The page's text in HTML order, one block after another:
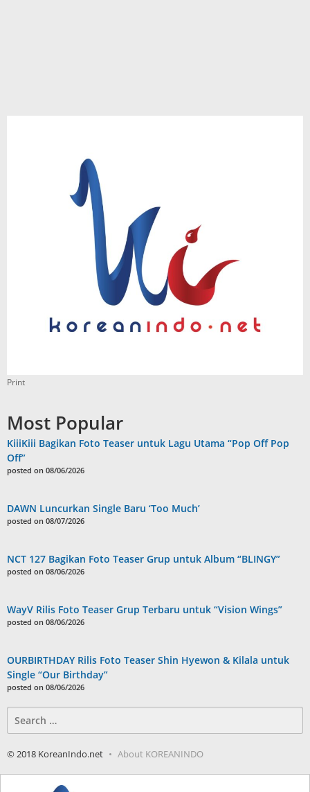
Print
Most Popular
KiiiKiii Bagikan Foto Teaser untuk Lagu Utama “Pop Off Pop
Off”
posted on 08/06/2026
DAWN Luncurkan Single Baru ‘Too Much’
posted on 08/07/2026
NCT 127 Bagikan Foto Teaser Grup untuk Album “BLINGY”
posted on 08/06/2026
WayV Rilis Foto Teaser Grup Terbaru untuk “Vision Wings”
posted on 08/06/2026
OURBIRTHDAY Rilis Foto Teaser Shin Hyewon & Kilala untuk
Single “Our Birthday”
posted on 08/06/2026
for:
© 2018 KoreanIndo.net About KOREANINDO